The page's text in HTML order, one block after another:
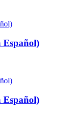
Español)
Español)